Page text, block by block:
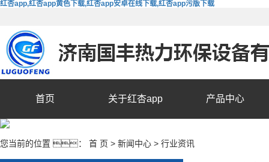
红杏app,红杏app黄色下载,红杏app安卓在线下载,红杏app污版下载
首页 关于红杏app 产品中心
您当前的位置 ： 首 页 > 新闻中心 > 行业资讯